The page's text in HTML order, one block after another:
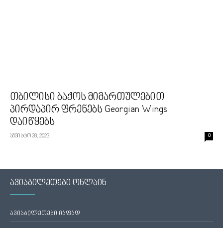
თბილისი ბაქოს მიმართულებით
პირდაპირ ფრენებს Georgian Wings
დაიწყებს
აგვისტო 28, 2023 0
ავიაბილეთები ონლაინ
ავიაბილეთები იაფად